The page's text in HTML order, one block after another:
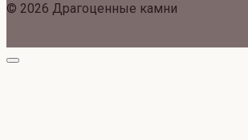
© 2026 Драгоценные камни